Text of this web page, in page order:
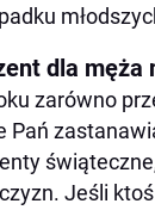
dla męża
zarówno
Pań
Jeśli